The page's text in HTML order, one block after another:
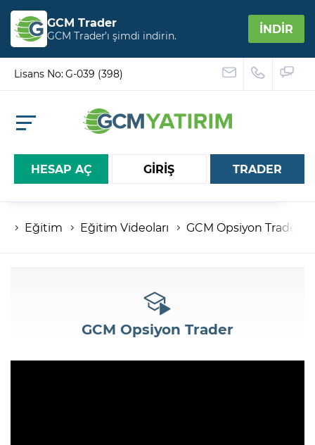
GCM Trader
GCM Trader’ı şimdi indirin. İNDİR
Lisans No: G-039 (398)
HESAP AÇ GİRİŞ
Hesap numaranız
Şifreniz
TRADER
Eğitim Eğitim Videoları GCM Opsiyon Trader
GCM Opsiyon Trader